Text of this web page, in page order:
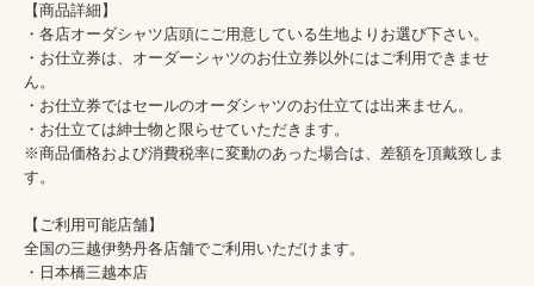
【商品詳細】
・各店オーダシャツ店頭にご用意している生地よりお選び下さい。
・お仕立券は、オーダーシャツのお仕立券以外にはご利用できませ
ん。
・お仕立券ではセールのオーダシャツのお仕立ては出来ません。
・お仕立ては紳士物と限らせていただきます。
※商品価格および消費税率に変動のあった場合は、差額を頂戴致しま
す。
【ご利用可能店舗】
全国の三越伊勢丹各店舗でご利用いただけます。
・日本橋三越本店